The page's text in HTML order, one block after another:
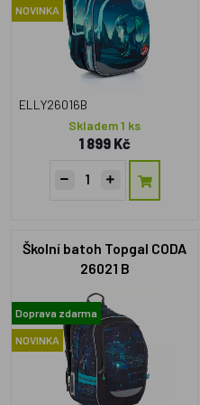
NOVINKA
ELLY26016B
Skladem 1 ks
1 899 Kč
Školní batoh Topgal CODA
26021 B
Doprava zdarma
NOVINKA